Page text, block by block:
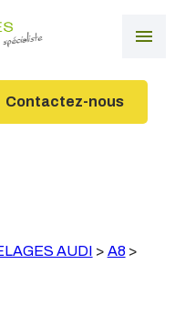
menu
Contactez-nous
AUDI > A8>